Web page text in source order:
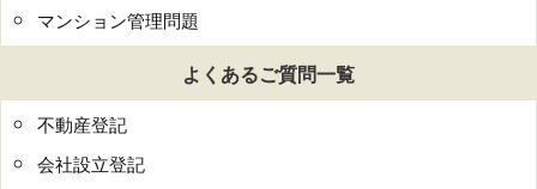
マンション管理問題
よくあるご質問一覧
不動産登記
会社設立登記